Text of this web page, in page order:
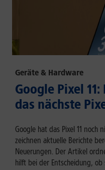
Geräte & Hardware
Google Pixel
das nächste
Google hat das Pixel 11 noch
zeichnen aktuelle Berichte
Neuerungen. Der Artikel
hilft bei der Entscheidung,